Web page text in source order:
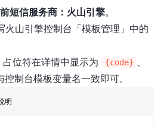
短信服务商：火山引擎。
火山引擎控制台「模板管理」中的
占位符在详情中显示为 {code}
控制台模板变量名一致即可。
明